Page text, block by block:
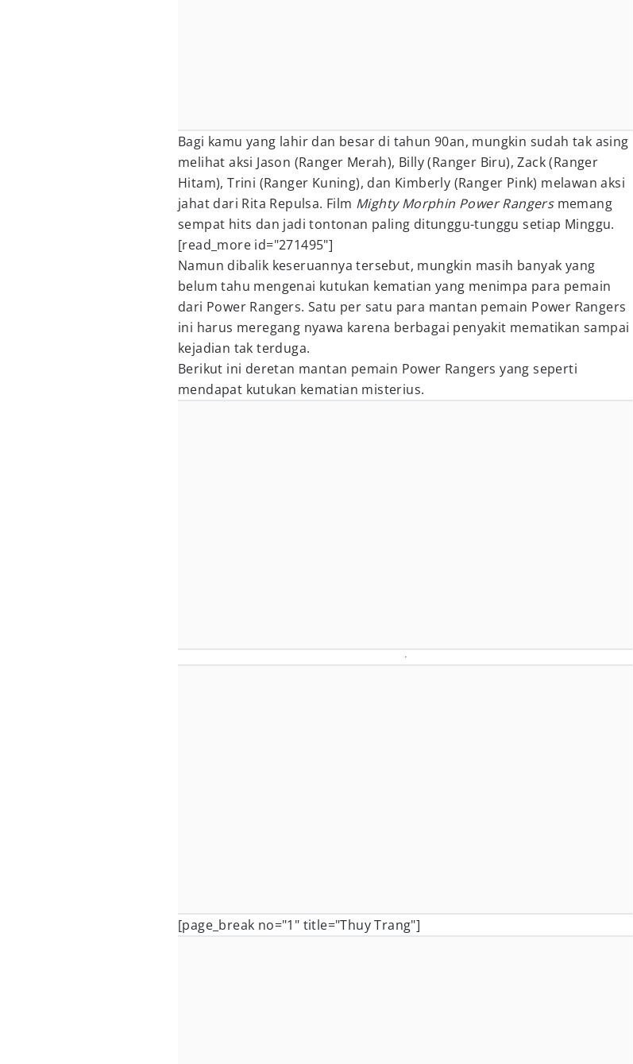
Bagi kamu yang lahir dan besar di tahun 90an, mungkin sudah tak asing
melihat aksi Jason (Ranger Merah), Billy (Ranger Biru), Zack (Ranger
Hitam), Trini (Ranger Kuning), dan Kimberly (Ranger Pink) melawan aksi
jahat dari Rita Repulsa. Film Mighty Morphin Power Rangersmemang
sempat hits dan jadi tontonan paling ditunggu-tunggu setiap Minggu.
[read_more id="271495"]
Namun dibalik keseruannya tersebut, mungkin masih banyak yang
belum tahu mengenai kutukan kematian yang menimpa para pemain
dari Power Rangers. Satu per satu para mantan pemain Power Rangers
ini harus meregang nyawa karena berbagai penyakit mematikan sampai
kejadian tak terduga.
Berikut ini deretan mantan pemain Power Rangers yang seperti
mendapat kutukan kematian misterius.
[page_break no="1" title="Thuy Trang"]